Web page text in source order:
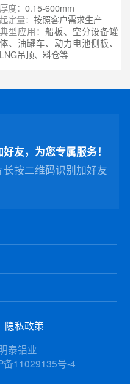
厚度： 0.15-600mm
起定量： 按照客户需求生产
典型应用： 船板、空分设备罐
体、油罐车、动力电池侧板、
LNG吊顶、料仓等
友，为您专属服务！
长按二维码识别加好友
隐私政策
泰铝业
备11029135号-4